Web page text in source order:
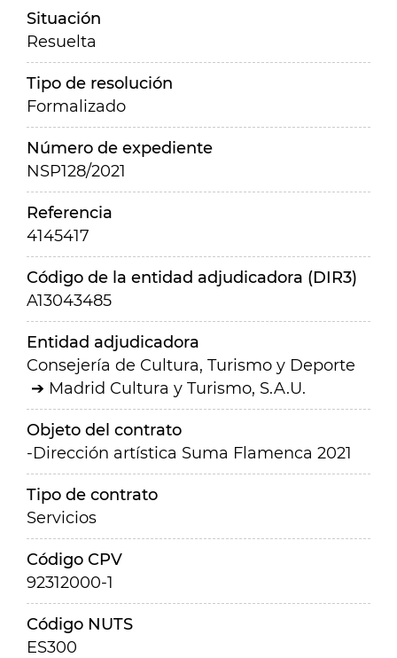
Situación
Resuelta
Tipo de resolución
Formalizado
Número de expediente
NSP128/2021
Referencia
4145417
Código de la entidad adjudicadora (DIR3)
A13043485
Entidad adjudicadora
Consejería de Cultura, Turismo y Deporte
Madrid Cultura y Turismo, S.A.U.
Objeto del contrato
-Dirección artística Suma Flamenca 2021
Tipo de contrato
Servicios
Código CPV
92312000-1
Código NUTS
ES300